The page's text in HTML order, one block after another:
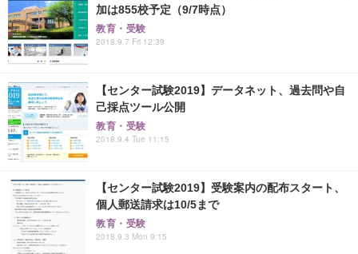
加は855校予定（9/7時点）
教育・受験
2018.9.7 Fri 12:39
【センター試験2019】データネット、過去問や自
己採点ツール公開
教育・受験
2018.9.4 Tue 11:15
【センター試験2019】受験案内の配布スタート、
個人郵送請求は10/5まで
教育・受験
2018.9.3 Mon 9:15